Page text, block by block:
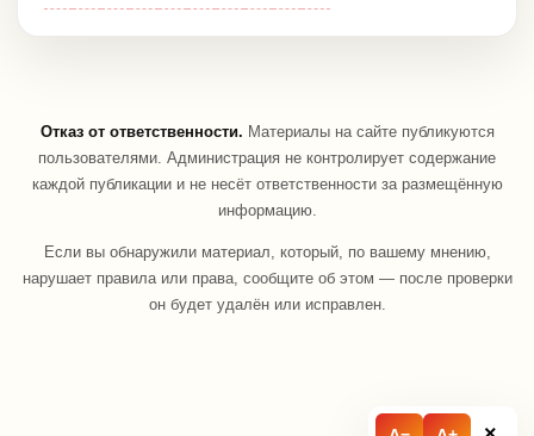
Отказ от ответственности. Материалы на сайте публикуются
пользователями. Администрация не контролирует содержание
каждой публикации и не несёт ответственности за размещённую
информацию.
Если вы обнаружили материал, который, по вашему мнению,
нарушает правила или права, сообщите об этом — после проверки
он будет удалён или исправлен.